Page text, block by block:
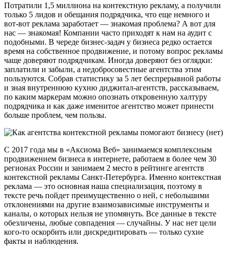
Потратили 1,5 миллиона на контекстную рекламу, а получили
только 5 лидов и обещания подрядчика, что еще немного и
вот-вот реклама заработает — знакомая проблема? А вот для
нас — знакомая! Компании часто приходят к нам на аудит с
подобными. В череде бизнес-задач у бизнеса редко остается
время на собственное продвижение, и потому вопрос рекламы
чаще доверяют подрядчикам. Иногда доверяют без оглядки:
заплатили и забыли, а недобросовестные агентства этим
пользуются. Собрав статистику за 5 лет беспрерывной работы
и зная внутреннюю кухню диджитал-агентств, рассказываем,
по каким маркерам можно опознать откровенную халтуру
подрядчика и как даже именитое агентство может принести
больше проблем, чем пользы.
С 2017 года мы в «Аксиома Веб» занимаемся комплексным
продвижением бизнеса в интернете, работаем в более чем 30
регионах России и занимаем 2 место в рейтинге агентств
контекстной рекламы Санкт-Петербурга. Именно контекстная
реклама — это основная наша специализация, поэтому в
тексте речь пойдет преимущественно о ней, с небольшими
отклонениями на другие взаимозависимые инструменты и
каналы, о которых нельзя не упомянуть. Все данные в тексте
обезличены, любые совпадения — случайны. У нас нет цели
кого-то оскорбить или дискредитировать — только сухие
факты и наблюдения.